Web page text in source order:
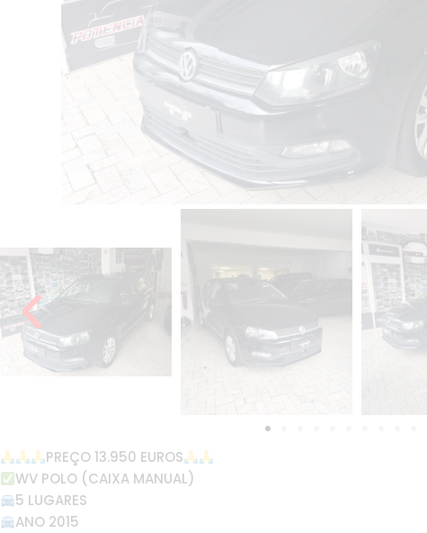
PREÇO 13.950 EUROS
WV POLO (CAIXA MANUAL)
5 LUGARES
ANO 2015